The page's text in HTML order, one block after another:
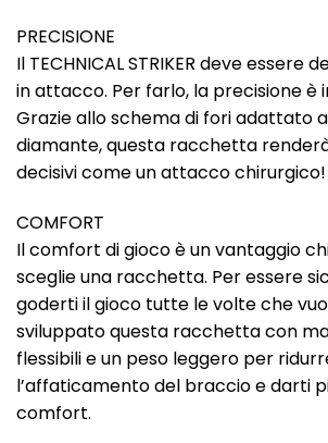
PRECISIONE
Il TECHNICAL STRIKER deve essere
in attacco. Per farlo, la precisione è
Grazie allo schema di fori adattato
diamante, questa racchetta
decisivi come un attacco chirurgico!
COMFORT
Il comfort di gioco è un vantaggio
sceglie una racchetta. Per essere
goderti il gioco tutte le volte che
sviluppato questa racchetta con
flessibili e un peso leggero per
l’affaticamento del braccio e darti
comfort.